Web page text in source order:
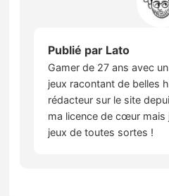
Publié par Lato
Gamer de 27 ans avec
jeux racontant de belles
rédacteur sur le site
ma licence de cœur mais
jeux de toutes sortes !